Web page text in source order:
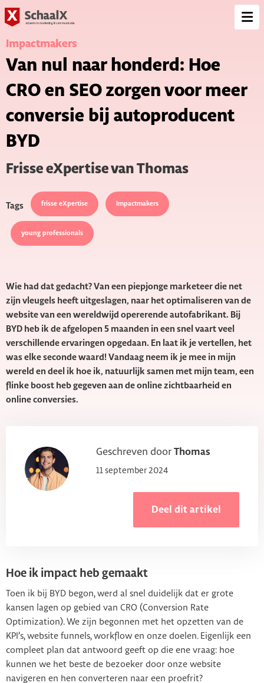
Impactmakers
Van nul naar honderd: Hoe
CRO en SEO zorgen voor meer
conversie bij autoproducent
BYD
Frisse eXpertise van Thomas
Tags frisse eXpertise Impactmakers
young professionals
Wie had dat gedacht? Van een piepjonge marketeer die net
zijn vleugels heeft uitgeslagen, naar het optimaliseren van de
website van een wereldwijd opererende autofabrikant. Bij
BYD heb ik de afgelopen 5 maanden in een snel vaart veel
verschillende ervaringen opgedaan. En laat ik je vertellen, het
was elke seconde waard! Vandaag neem ik je mee in mijn
wereld en deel ik hoe ik, natuurlijk samen met mijn team, een
flinke boost heb gegeven aan de online zichtbaarheid en
online conversies.
Geschreven doorThomas
11 september 2024
Deel dit artikel
Hoe ik impact heb gemaakt
Toen ik bij BYD begon, werd al snel duidelijk dat er grote
kansen lagen op gebied van CRO (Conversion Rate
Optimization). We zijn begonnen met het opzetten van de
KPI’s, website funnels, workflow en onze doelen. Eigenlijk een
compleet plan dat antwoord geeft op die ene vraag: hoe
kunnen we het beste de bezoeker door onze website
navigeren en hen converteren naar een proefrit?